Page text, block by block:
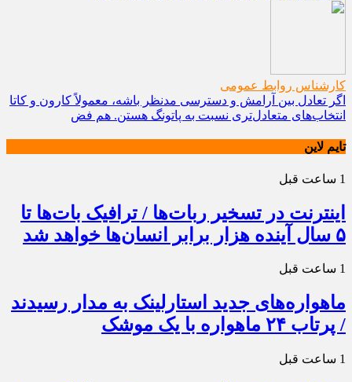
کارشناس روابط عمومی
اگر تعادل بین آرامش و دسترسی مدنظر باشه، معمولاً کارون و کاتا
انتخاب‌های متعادل‌تری نسبت به پاتونگ هستن. هم فض
تایم لاین
1 ساعت قبل
اینترنت در تسخیر ربات‌ها / ترافیک بات‌ها تا
۵ سال آینده هزار برابر انسان‌ها خواهد شد
1 ساعت قبل
ماهواره‌های جدید استارلینک به مدار رسیدند
/ پرتاب ۲۴ ماهواره با یک موشک
1 ساعت قبل